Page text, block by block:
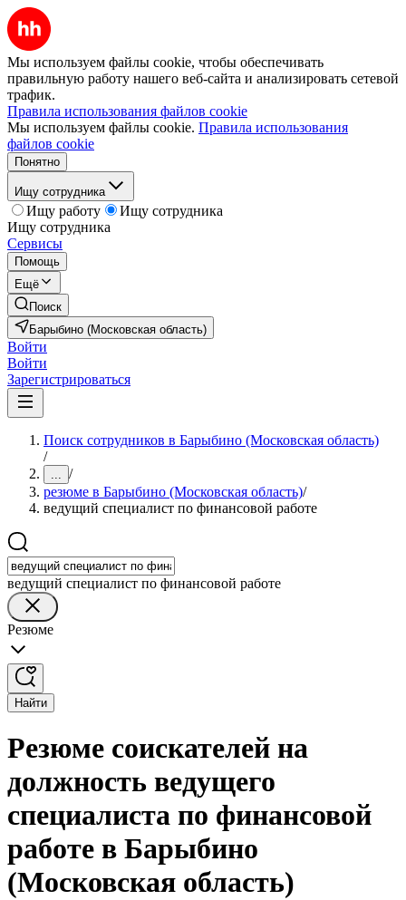
Мы используем файлы cookie, чтобы обеспечивать
правильную работу нашего веб-сайта и анализировать сетевой
трафик.
Правила использования файлов cookie
Мы используем файлы cookie. Правила использования
файлов cookie
Понятно
Ищу сотрудника
Ищу работу
Ищу сотрудника
Ищу сотрудника
Сервисы
Помощь
Ещё
Поиск
Барыбино (Московская область)
Войти
Войти
Зарегистрироваться
Поиск сотрудников в Барыбино (Московская область)
/
... /
резюме в Барыбино (Московская область)/
ведущий специалист по финансовой работе
ведущий специалист по финансовой работе
Резюме
Найти
Резюме соискателей на
должность ведущего
специалиста по финансовой
работе в Барыбино
(Московская область)